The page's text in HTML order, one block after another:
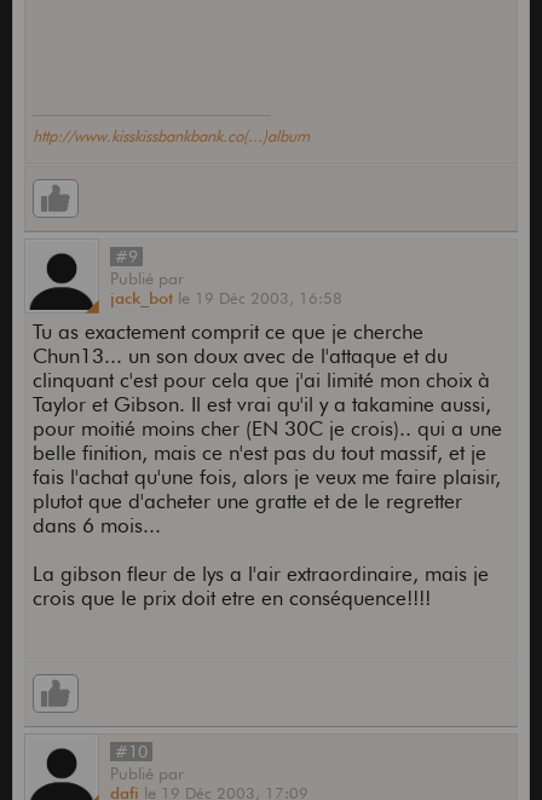
http://www.kisskissbankbank.co(...)album
#9
Publié par
jack_bot le 19 Déc 2003, 16:58
Tu as exactement comprit ce que je cherche
Chun13... un son doux avec de l'attaque et du
clinquant c'est pour cela que j'ai limité mon choix à
Taylor et Gibson. Il est vrai qu'il y a takamine aussi,
pour moitié moins cher (EN 30C je crois).. qui a une
belle finition, mais ce n'est pas du tout massif, et je
fais l'achat qu'une fois, alors je veux me faire plaisir,
plutot que d'acheter une gratte et de le regretter
dans 6 mois...
La gibson fleur de lys a l'air extraordinaire, mais je
crois que le prix doit etre en conséquence!!!!
#10
Publié par
dafi le 19 Déc 2003, 17:09